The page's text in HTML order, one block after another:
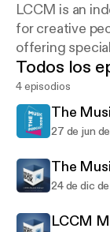
LCCM is an
for creative
offering
words and
in creative
Todos los
4 episodios
The
27 de jun
The
24 de dic
LCCM